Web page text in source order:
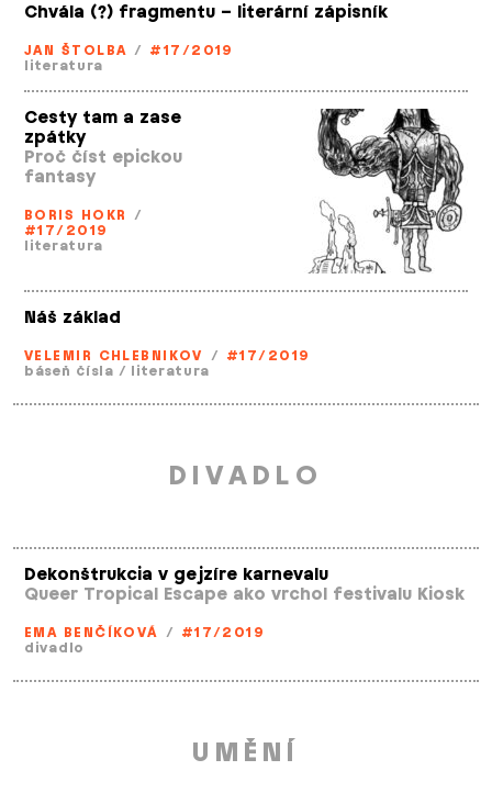
Chvála (?) fragmentu – literární zápisník
JAN ŠTOLBA / #17/2019
literatura
Cesty tam a zase
zpátky
Proč číst epickou
fantasy
BORIS HOKR /
#17/2019
literatura
Náš základ
VELEMIR CHLEBNIKOV / #17/2019
báseň čísla / literatura
DIVADLO
Dekonštrukcia v gejzíre karnevalu
Queer Tropical Escape ako vrchol festivalu Kiosk
EMA BENČÍKOVÁ / #17/2019
divadlo
UMĚNÍ